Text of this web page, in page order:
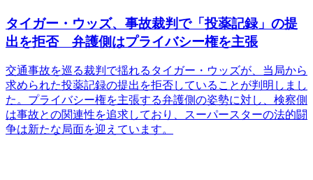
タイガー・ウッズ、事故裁判で「投薬記録」の提
出を拒否 弁護側はプライバシー権を主張
交通事故を巡る裁判で揺れるタイガー・ウッズが、当局から
求められた投薬記録の提出を拒否していることが判明しまし
た。プライバシー権を主張する弁護側の姿勢に対し、検察側
は事故との関連性を追求しており、スーパースターの法的闘
争は新たな局面を迎えています。